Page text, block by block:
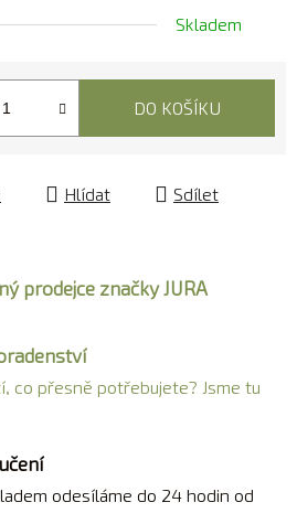
Skladem
DO KOŠÍKU
Hlídat Sdílet
prodejce značky JURA
co přesně potřebujete? Jsme tu
odesíláme do 24 hodin od